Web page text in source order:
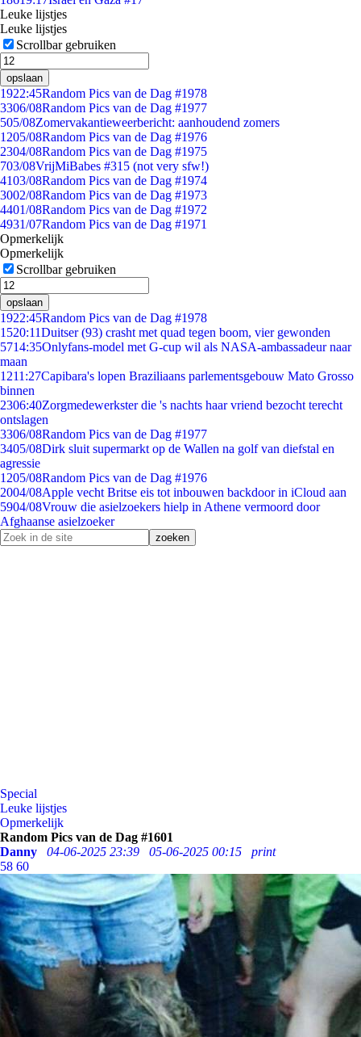
Leuke lijstjes
Leuke lijstjes
Scrollbar gebruiken
opslaan
1922:45Random Pics van de Dag #1978
3306/08Random Pics van de Dag #1977
505/08Zomervakantieweerbericht: aanhoudend zomers
1205/08Random Pics van de Dag #1976
2304/08Random Pics van de Dag #1975
703/08VrijMiBabes #315 (not very sfw!)
4103/08Random Pics van de Dag #1974
3002/08Random Pics van de Dag #1973
4401/08Random Pics van de Dag #1972
4931/07Random Pics van de Dag #1971
Opmerkelijk
Opmerkelijk
Scrollbar gebruiken
opslaan
1922:45Random Pics van de Dag #1978
1520:11Duitser (93) crasht met quad tegen boom, vier gewonden
5714:35Onlyfans-model met G-cup wil als NASA-ambassadeur naar
maan
1211:27Capibara's lopen Braziliaans parlementsgebouw Mato Grosso
binnen
2306:40Zorgmedewerkster die 's nachts haar vriend bezocht terecht
ontslagen
3306/08Random Pics van de Dag #1977
3405/08Dirk sluit supermarkt op de Wallen na golf van diefstal en
agressie
1205/08Random Pics van de Dag #1976
2004/08Apple vecht Britse eis tot inbouwen backdoor in iCloud aan
5904/08Vrouw die asielzoekers hielp in Athene vermoord door
Afghaanse asielzoeker
Special
Leuke lijstjes
Opmerkelijk
Random Pics van de Dag #1601
Danny
04-06-2025 23:39 05-06-2025 00:15
print
58 60